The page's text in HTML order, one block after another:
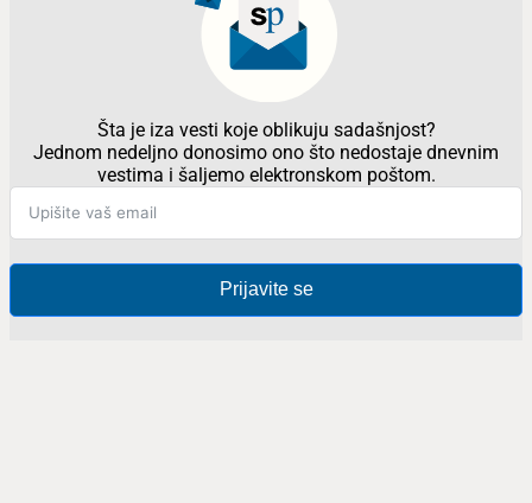
Šta je iza vesti koje oblikuju sadašnjost?
Jednom nedeljno donosimo ono što nedostaje dnevnim
vestima i šaljemo elektronskom poštom.
Prijavite se